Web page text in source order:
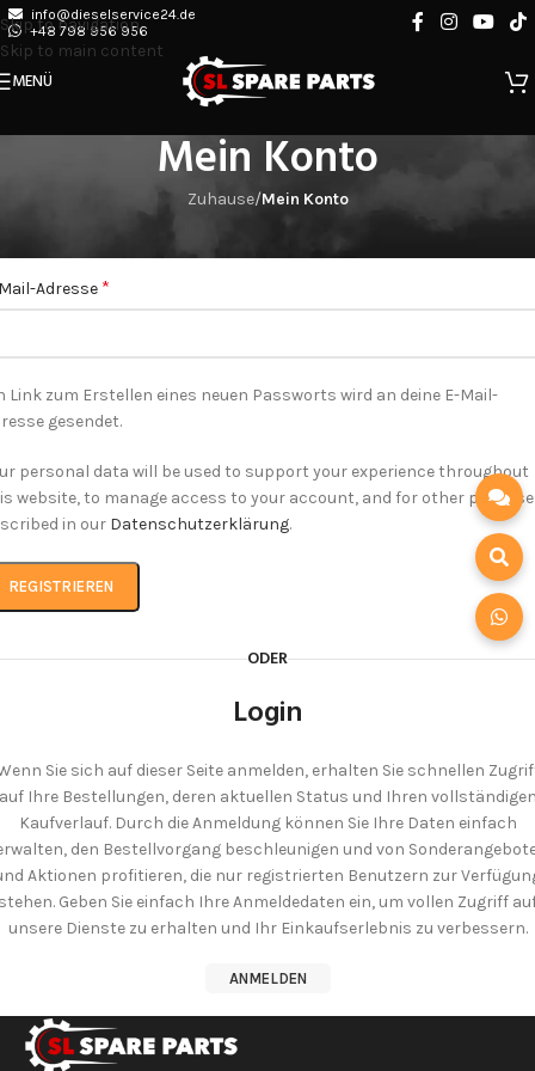
Skip to navigation
Skip to main content
info@dieselservice24.de
+48 798 956 956
MENÜ
Mein Konto
Zuhause/Mein Konto
Adresse *
Link zum Erstellen eines neuen Passworts wird an deine E-Mail-
gesendet.
personal data will be used to support your experience throughout
website, to manage access to your account, and for other
in our Datenschutzerklärung.
REGISTRIEREN
ODER
Login
Sie sich auf dieser Seite anmelden, erhalten Sie schnellen
Ihre Bestellungen, deren aktuellen Status und Ihren
Kaufverlauf. Durch die Anmeldung können Sie Ihre Daten einfach
den Bestellvorgang beschleunigen und von
Aktionen profitieren, die nur registrierten Benutzern zur
Geben Sie einfach Ihre Anmeldedaten ein, um vollen Zugriff
unsere Dienste zu erhalten und Ihr Einkaufserlebnis zu verbessern.
ANMELDEN
Ich stimme der DSGVO zu